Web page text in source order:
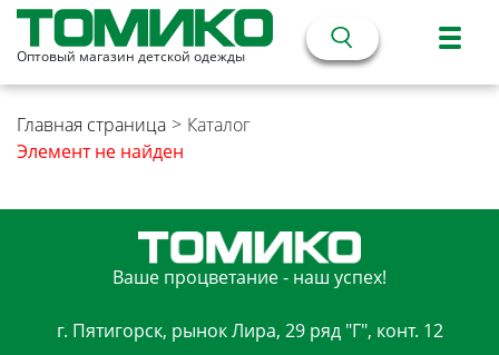
Оптовый магазин детской одежды
Главная страница > Каталог
Элемент не найден
Ваше процветание - наш успех!
г. Пятигорск, рынок Лира, 29 ряд "Г", конт. 12